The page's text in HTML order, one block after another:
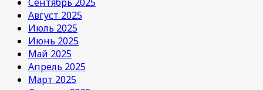
Август 2025
Июль 2025
Июнь 2025
Май 2025
Апрель 2025
Март 2025